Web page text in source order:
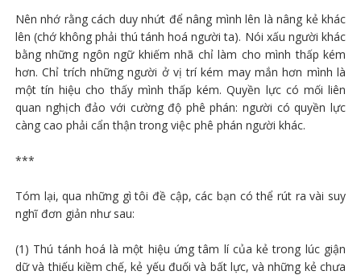
Nên nhớ rằng cách duy nhứt để nâng mình lên là nâng kẻ khác
lên (chớ không phải thú tánh hoá người ta). Nói xấu người khác
bằng những ngôn ngữ khiếm nhã chỉ làm cho mình thấp kém
hơn. Chỉ trích những người ở vị trí kém may mắn hơn mình là
một tín hiệu cho thấy mình thấp kém. Quyền lực có mối liên
quan nghịch đảo với cường độ phê phán: người có quyền lực
càng cao phải cẩn thận trong việc phê phán người khác.
***
Tóm lại, qua những gì tôi đề cập, các bạn có thể rút ra vài suy
nghĩ đơn giản như sau:
(1) Thú tánh hoá là một hiệu ứng tâm lí của kẻ trong lúc giận
dữ và thiếu kiềm chế, kẻ yếu đuối và bất lực, và những kẻ chưa